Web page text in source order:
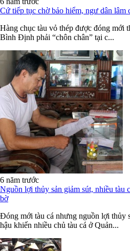
Cứ tiếp tục chờ bảo hiểm, ngư dân lâm
Hàng chục tàu vỏ thép được đóng mới
Bình Định phải “chôn chân” tại c...
6 năm trước
Nguồn lợi thủy sản giảm sút, nhiều tàu
bờ
Đóng mới tàu cá nhưng nguồn lợi thủy
hậu khiến nhiều chủ tàu cá ở Quản...